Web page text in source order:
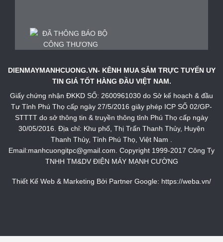
DIENMAYMANHCUONG.VN- KÊNH MUA SẮM TRỰC TUYẾN UY
TIN GIÁ TỐT HÀNG ĐẦU VIỆT NAM.
Giấy chứng nhận ĐKKD SỐ: 2600961030 do Sở kế hoạch & đầu
Tư Tỉnh Phú Thọ cấp ngày 27/5/2016 giây phép ICP SỐ 02/GP-
STTTT do sở thông tin & truyền thông tỉnh Phú Thọ cấp ngày
30/05/2016. Địa chỉ: Khu phố, Thị Trấn Thanh Thủy, Huyện
Thanh Thủy, Tỉnh Phú Thọ, Việt Nam .
Email:manhcuongitpc@gmail.com. Copyright 1999-2017 Công Ty
TNHH TM&DV ĐIỆN MÁY MẠNH CƯỜNG
Thiết Kế Web & Marketing Bởi Partner Google: https://weba.vn/